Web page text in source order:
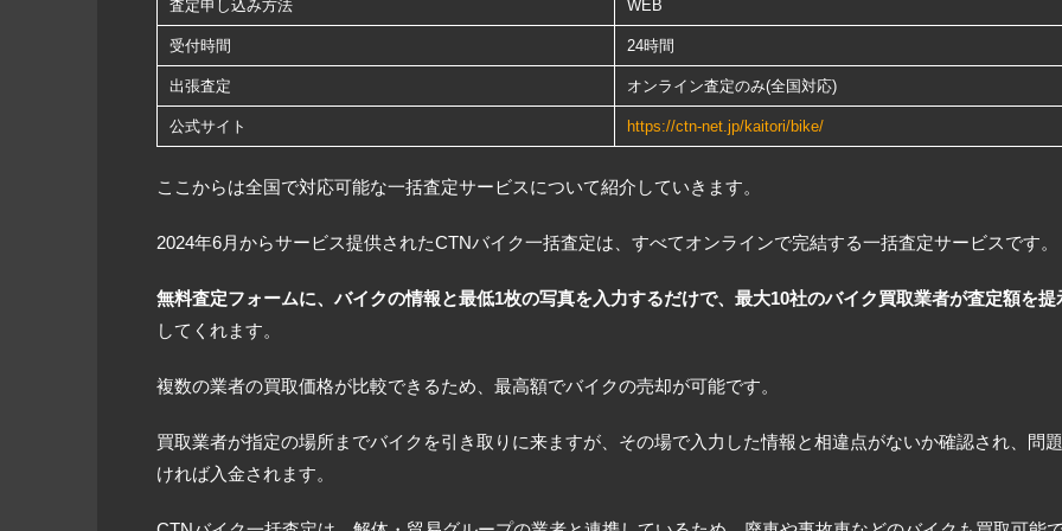
査定申し込み方法 WEB
受付時間 24時間
出張査定 オンライン査定のみ(全国対応)
公式サイト https://ctn-net.jp/kaitori/bike/
ここからは全国で対応可能な一括査定サービスについて紹介していきます。
2024年6月からサービス提供されたCTNバイク一括査定は、すべてオンラインで完結する一括査定サービスです。
無料査定フォームに、バイクの情報と最低1枚の写真を入力するだけで、最大10社のバイク買取業者が査定額を提
してくれます。
複数の業者の買取価格が比較できるため、最高額でバイクの売却が可能です。
買取業者が指定の場所までバイクを引き取りに来ますが、その場で入力した情報と相違点がないか確認され、問
ければ入金されます。